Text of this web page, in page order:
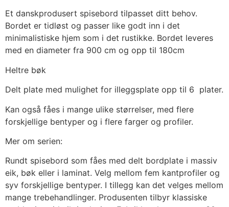
Et danskprodusert spisebord tilpasset ditt behov.
Bordet er tidløst og passer like godt inn i det
minimalistiske hjem som i det rustikke. Bordet leveres
med en diameter fra 900 cm og opp til 180cm
Heltre bøk
Delt plate med mulighet for illeggsplate opp til 6 plater.
Kan også fåes i mange ulike størrelser, med flere
forskjellige bentyper og i flere farger og profiler.
Mer om serien:
Rundt spisebord som fåes med delt bordplate i massiv
eik, bøk eller i laminat. Velg mellom fem kantprofiler og
syv forskjellige bentyper. I tillegg kan det velges mellom
mange trebehandlinger. Produsenten tilbyr klassiske